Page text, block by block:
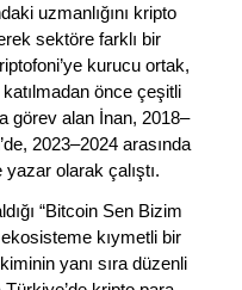
uzmanlığını kripto
sektöre farklı bir
kurucu ortak,
önce çeşitli
görev alan İnan, 2018–
2023–2024 arasında
olarak çalıştı.
“Bitcoin Sen Bizim
kıymetli bir
yanı sıra düzenli